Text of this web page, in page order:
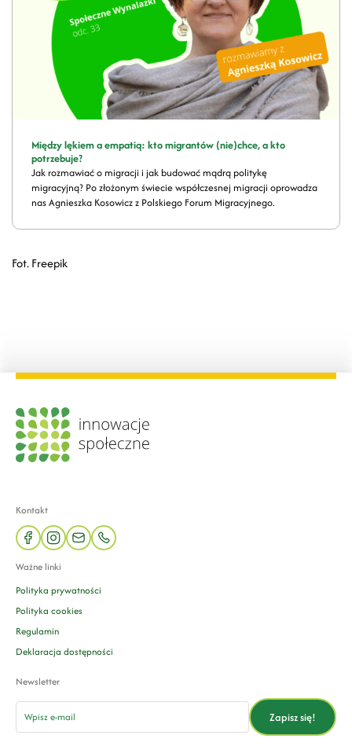
Między lękiem a empatią: kto migrantów (nie)chce, a kto
potrzebuje?
Jak rozmawiać o migracji i jak budować mądrą politykę
migracyjną? Po złożonym świecie współczesnej migracji oprowadza
nas Agnieszka Kosowicz z Polskiego Forum Migracyjnego.
Fot. Freepik
Kontakt
facebookinstagram
mail phone
Ważne linki
Polityka prywatności
Polityka cookies
Regulamin
Deklaracja dostępności
Newsletter
email
Zapisz się!